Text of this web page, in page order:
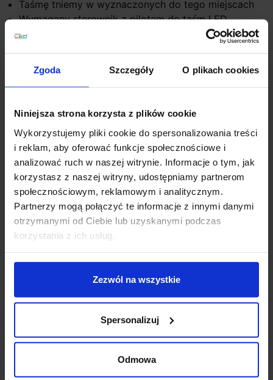
Zgoda Szczegóły O plikach cookies
Niniejsza strona korzysta z plików cookie
Wykorzystujemy pliki cookie do spersonalizowania treści
i reklam, aby oferować funkcje społecznościowe i
analizować ruch w naszej witrynie. Informacje o tym, jak
korzystasz z naszej witryny, udostępniamy partnerom
społecznościowym, reklamowym i analitycznym.
Partnerzy mogą połączyć te informacje z innymi danymi
otrzymanymi od Ciebie lub uzyskanymi podczas
korzystania z ich usług.
Zezwól na wszystkie
Spersonalizuj
Odmowa
Taśmę tniemy w wyznaczonych do tego miejscach
Wymagany sterownik z pilotem do taśm LED
Zobacz także
Inteligentny sterownik
taśm LED RF20 144W
79,99 zł